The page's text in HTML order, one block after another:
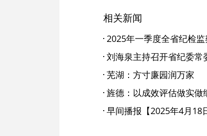
相关新闻
芜湖：‌方寸廉园润万家
旌德：以成效评估做实做
早间播报【2025年4月18